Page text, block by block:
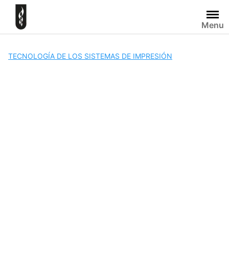
Skip
content
Menu
TECNOLOGÍA DE LOS SISTEMAS DE IMPRESIÓN